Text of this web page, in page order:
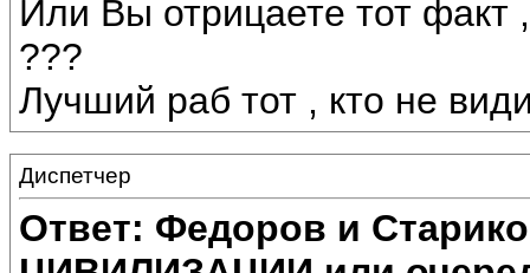
Или Вы отрицаете тот факт
???
Лучший раб тот , кто не
Диспетчер
Ответ: Федоров и